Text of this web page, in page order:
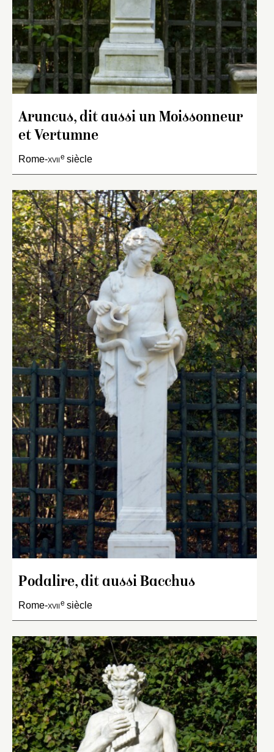
Aruncus, dit aussi un Moissonneur
et Vertumne
Rome-xviie siècle
Podalire, dit aussi Bacchus
Rome-xviie siècle